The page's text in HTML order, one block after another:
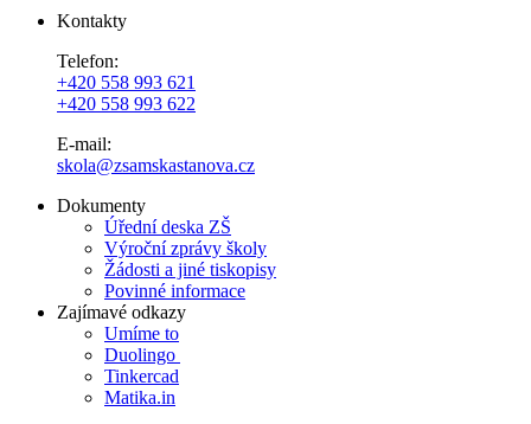
Kontakty
Telefon:
+420 558 993 621
+420 558 993 622
E-mail:
skola@zsamskastanova.cz
Dokumenty
Úřední deska ZŠ
Výroční zprávy školy
Žádosti a jiné tiskopisy
Povinné informace
Zajímavé odkazy
Umíme to
Duolingo
Tinkercad
Matika.in